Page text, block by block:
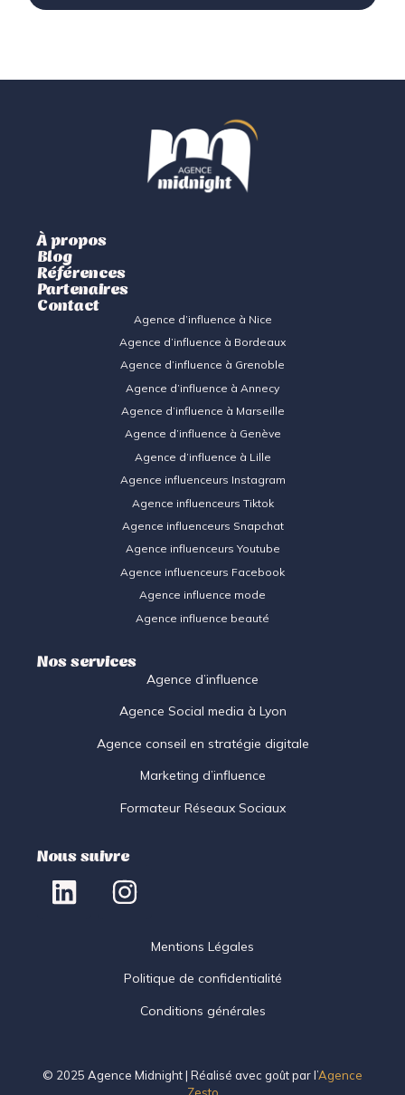
À propos
Blog
Références
Partenaires
Contact
Agence d’influence à Nice
Agence d’influence à Bordeaux
Agence d’influence à Grenoble
Agence d’influence à Annecy
Agence d’influence à Marseille
Agence d’influence à Genève
Agence d’influence à Lille
Agence influenceurs Instagram
Agence influenceurs Tiktok
Agence influenceurs Snapchat
Agence influenceurs Youtube
Agence influenceurs Facebook
Agence influence mode
Agence influence beauté
Nos services
Agence d’influence
Agence Social media à Lyon
Agence conseil en stratégie digitale
Marketing d’influence
Formateur Réseaux Sociaux
Nous suivre
Mentions Légales
Politique de confidentialité
Conditions générales
© 2025 Agence Midnight | Réalisé avec goût par l’Agence